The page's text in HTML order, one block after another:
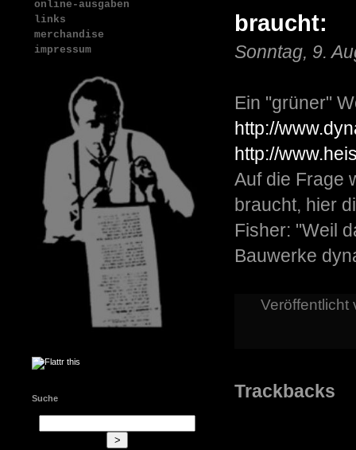
online-ausgaben
links
merchandise
impressum
Suche
braucht:
Sonntag, 9.
Ein "grüner"
http://
http://
Auf die Frage
braucht, hier
Fisher: "Weil
Bauwerke
Veröffentlicht
Trackbacks